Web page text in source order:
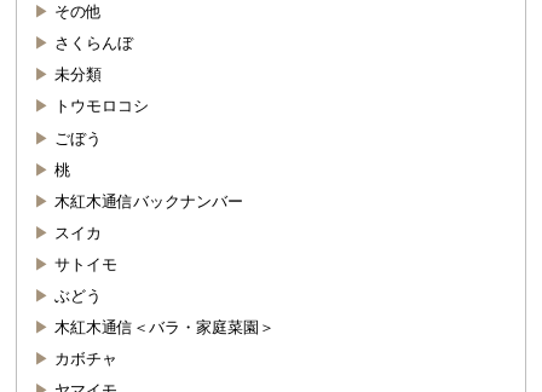
その他
さくらんぼ
未分類
トウモロコシ
ごぼう
桃
木紅木通信バックナンバー
スイカ
サトイモ
ぶどう
木紅木通信＜バラ・家庭菜園＞
カボチャ